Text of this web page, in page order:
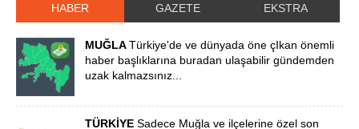
HABER GAZETE EKSTRA
MUĞLATürkiye'de ve dünyada öne çIkan önemli
haber başlıklarına buradan ulaşabilir gündemden
uzak kalmazsınız...
TÜRKİYESadece Muğla ve ilçelerine özel son